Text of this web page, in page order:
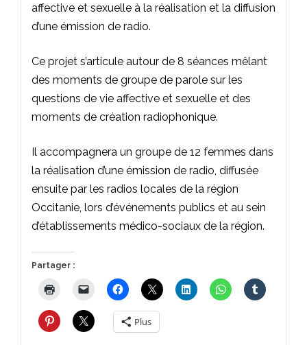
affective et sexuelle à la réalisation et la diffusion
d’une émission de radio.
Ce projet s’articule autour de 8 séances mêlant
des moments de groupe de parole sur les
questions de vie affective et sexuelle et des
moments de création radiophonique.
Il accompagnera un groupe de 12 femmes dans
la réalisation d’une émission de radio, diffusée
ensuite par les radios locales de la région
Occitanie, lors d’événements publics et au sein
d’établissements médico-sociaux de la région.
Partager :
Plus